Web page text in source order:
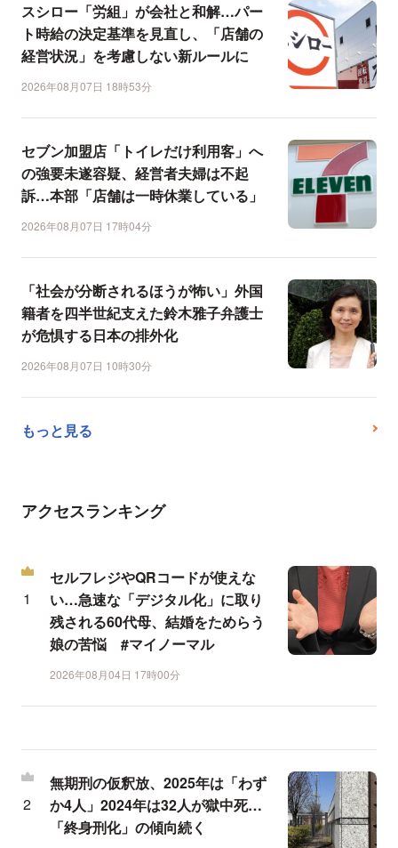
スシロー「労組」が会社と和解…パー
ト時給の決定基準を見直し、「店舗の
経営状況」を考慮しない新ルールに
2026年08月07日 18時53分
セブン加盟店「トイレだけ利用客」へ
の強要未遂容疑、経営者夫婦は不起
訴…本部「店舗は一時休業している」
2026年08月07日 17時04分
「社会が分断されるほうが怖い」外国
籍者を四半世紀支えた鈴木雅子弁護士
が危惧する日本の排外化
2026年08月07日 10時30分
もっと見る
アクセスランキング
セルフレジやQRコードが使えな
い…急速な「デジタル化」に取り
残される60代母、結婚をためらう
娘の苦悩 #マイノーマル
2026年08月04日 17時00分
無期刑の仮釈放、2025年は「わず
か4人」2024年は32人が獄中死…
「終身刑化」の傾向続く